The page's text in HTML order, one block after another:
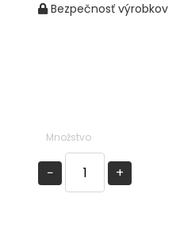
Bezpečnosť výrobkov
Množstvo
− +